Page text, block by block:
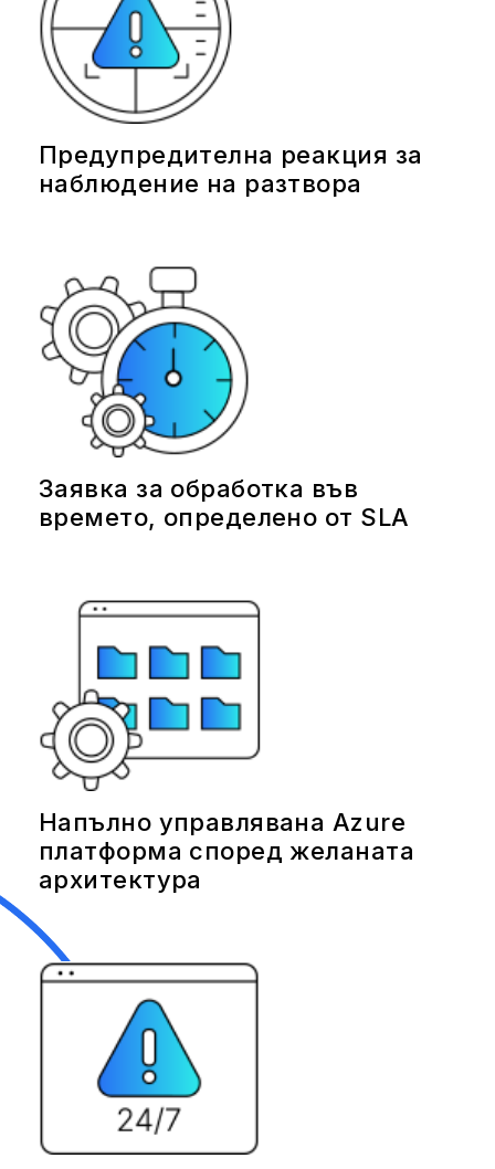
Предупредителна реакция за
наблюдение на разтвора
Заявка за обработка във
времето, определено от SLA
Напълно управлявана Azure
платформа според желаната
архитектура